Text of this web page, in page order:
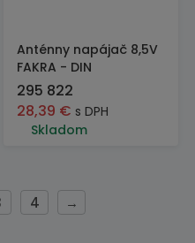
Anténny napájač 8,5V
FAKRA - DIN
295 822
28,39 € s DPH
Skladom
4 →